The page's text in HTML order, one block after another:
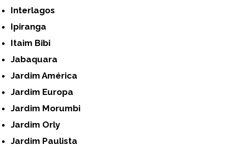
Interlagos
Ipiranga
Itaim Bibi
Jabaquara
Jardim América
Jardim Europa
Jardim Morumbi
Jardim Orly
Jardim Paulista